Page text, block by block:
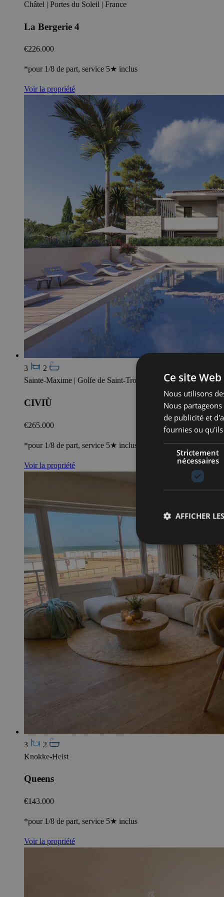
Châtel | Portes du Soleil | France
La Bergerie 4
€226.000
*pour 1/8 de part, service 5★ inclus
Voir la propriété
3
2
Sainte-Maxime | Golfe de Saint-Tropez
CIVIÙ
€265.000
*pour 1/8 de part, service 5★ inclus
Voir la propriété
3
2
Knokke-Heist
Queens
€143.000
*pour 1/8 de part, service 5★ inclus
Voir la propriété
Ce site
Nous utilisons
Nous
de publicité et
fournies ou
Strictement
nécessaires
AFFICHER